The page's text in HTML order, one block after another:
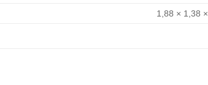
1,88 × 1,38